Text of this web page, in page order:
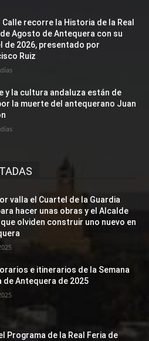
Calle recorre la Historia de la Real
de Agosto de Antequera con su
de 2026, presentado por
Ruiz
y la cultura andaluza están de
la muerte del antequerano Juan
valla el Cuartel de la Guardia
hacer unas obras y el Alcalde
olviden construir uno nuevo en
e itinerarios de la Semana
de Antequera de 2025
Programa de la Real Feria de